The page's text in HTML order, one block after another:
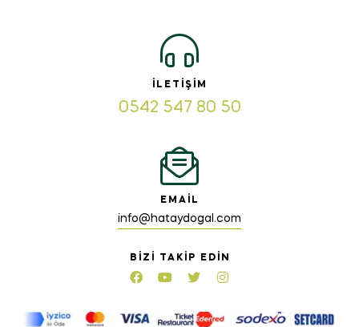
İLETIŞIM
0542 547 80 50
EMAIL
info@hataydogal.com
BIZI TAKIP EDIN